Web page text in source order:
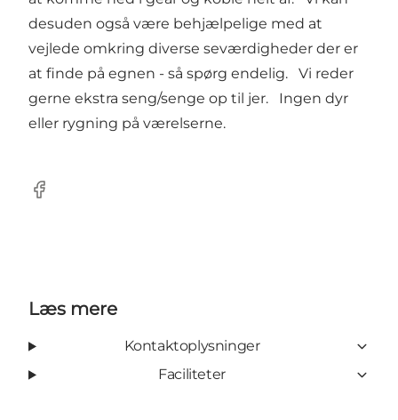
desuden også være behjælpelige med at
vejlede omkring diverse seværdigheder der er
at finde på egnen - så spørg endelig. Vi reder
gerne ekstra seng/senge op til jer. Ingen dyr
eller rygning på værelserne.
Facebook
Læs mere
Kontaktoplysninger
Faciliteter